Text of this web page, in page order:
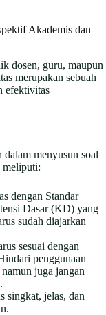
Akademis dan
dosen, guru, maupun
merupakan sebuah
efektivitas
menyusun soal
meliputi:
dengan Standar
Dasar (KD) yang
sudah diajarkan
sesuai dengan
penggunaan
juga jangan
singkat, jelas, dan